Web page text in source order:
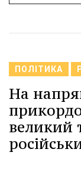
ПОЛІТИКА
На
великий